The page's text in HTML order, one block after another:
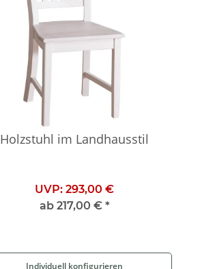
Holzstuhl im Landhausstil
UVP: 293,00 €
ab 217,00 € *
Individuell konfigurieren